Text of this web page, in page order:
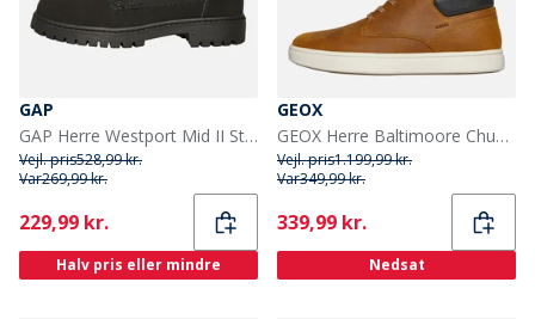
GAP
GAP Herre Westport Mid II Støvler Sort
Vejl. pris528,99 kr.
Var269,99 kr.
Current
229,99 kr.
Halv pris eller mindre
GEOX
GEOX Herre Baltimoore Chukka Støvler Ochre
Vejl. pris1.199,99 kr.
Var349,99 kr.
Current
339,99 kr.
Nedsat